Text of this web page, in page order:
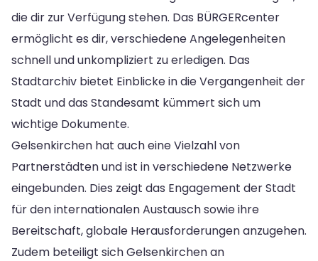
die dir zur Verfügung stehen. Das BÜRGERcenter
ermöglicht es dir, verschiedene Angelegenheiten
schnell und unkompliziert zu erledigen. Das
Stadtarchiv bietet Einblicke in die Vergangenheit der
Stadt und das Standesamt kümmert sich um
wichtige Dokumente.
Gelsenkirchen hat auch eine Vielzahl von
Partnerstädten und ist in verschiedene Netzwerke
eingebunden. Dies zeigt das Engagement der Stadt
für den internationalen Austausch sowie ihre
Bereitschaft, globale Herausforderungen anzugehen.
Zudem beteiligt sich Gelsenkirchen an